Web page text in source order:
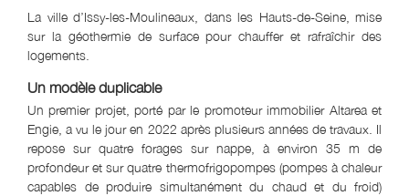
La ville d’Issy-les-Moulineaux, dans les Hauts-de-Seine, mise
sur la géothermie de surface pour chauffer et rafraîchir des
logements.
Un modèle duplicable
Un premier projet, porté par le promoteur immobilier Altarea et
Engie, a vu le jour en 2022 après plusieurs années de travaux. Il
repose sur quatre forages sur nappe, à environ 35 m de
profondeur et sur quatre thermofrigopompes (pompes à chaleur
capables de produire simultanément du chaud et du froid)